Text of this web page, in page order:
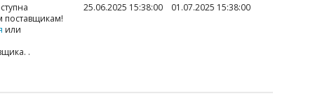
поставщикам!
или
.
25.06.2025 15:38:00 01.07.2025 15:38:00